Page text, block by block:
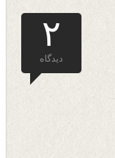
۲
دیدگاه